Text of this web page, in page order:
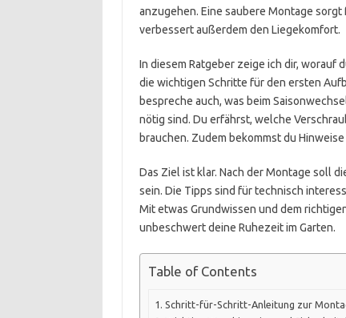
anzugehen. Eine saubere Montage sorgt
verbessert außerdem den Liegekomfort.
In diesem Ratgeber zeige ich dir, worauf
die wichtigen Schritte für den ersten
bespreche auch, was beim
nötig sind. Du erfährst, welche
brauchen. Zudem bekommst du
Das Ziel ist klar. Nach der Montage soll
sein. Die Tipps sind für technisch
Mit etwas Grundwissen und dem
unbeschwert deine Ruhezeit im Garten.
Table of Contents
Schritt-für-Schritt-Anleitung zur